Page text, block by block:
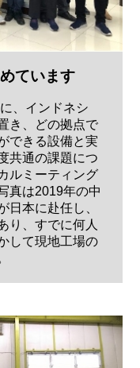
ています
、インドネシ
き、どの拠点で
できる設備と実
共通の課題につ
ルミーティング
真は2019年の中
日本に赴任し、
り、すでに何人
して現地工場の